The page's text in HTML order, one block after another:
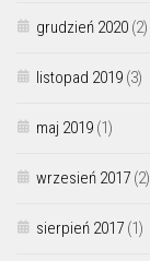
grudzień 2020 (2)
listopad 2019 (3)
maj 2019 (1)
wrzesień 2017 (2)
sierpień 2017 (1)